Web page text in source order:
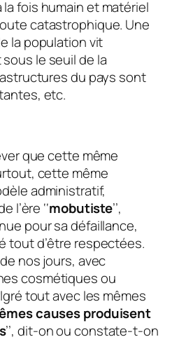
fois humain et matériel
catastrophique. Une
la population vit
le seuil de la
du pays sont
etc.
que cette même
cette même
administratif,
l’ère ‘‘mobutiste’’,
pour sa défaillance,
tout d’être respectées.
nos jours, avec
cosmétiques ou
tout avec les mêmes
causes produisent
’’, dit-on ou constate-t-on